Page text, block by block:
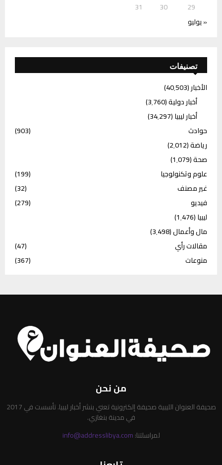
29
30
31
« يوليو
تصنيفات
الأخبار(40٬503)
أخبار دولية(3٬760)
أخبار ليبيا(34٬297)
حوادث
(903)
رياضة(2٬012)
صحة(1٬079)
علوم وتكنولوجيا
(199)
غير مصنف
(32)
فيديو
(279)
ليبيا(1٬476)
مال وأعمال(3٬498)
مقالات رأي
(47)
منوعات
(367)
من نحن
صحيفة العنوان الليبية صحيفة إلكترونية تعني بنشر أخبار ليبيا. تأسست في 2017
في مدينة بنغازي.
لمراسلتنا:info@addresslibya.com